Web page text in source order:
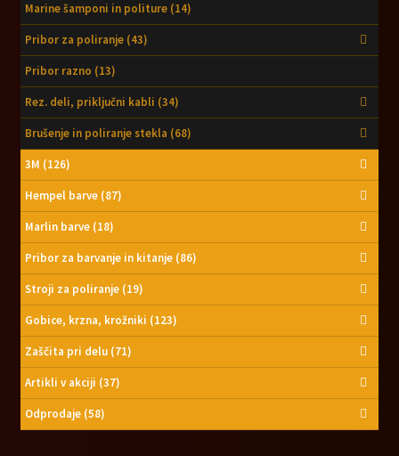
Marine šamponi in politure (14)
Pribor za poliranje (43)
Pribor razno (13)
Rez. deli, priključni kabli (34)
Brušenje in poliranje stekla (68)
3M (126)
Hempel barve (87)
Marlin barve (18)
Pribor za barvanje in kitanje (86)
Stroji za poliranje (19)
Gobice, krzna, krožniki (123)
Zaščita pri delu (71)
Artikli v akciji (37)
Odprodaje (58)